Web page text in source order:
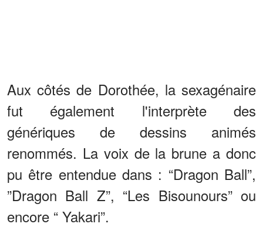
Aux côtés de Dorothée, la sexagénaire
fut également l'interprète des
génériques de dessins animés
renommés. La voix de la brune a donc
pu être entendue dans : “Dragon Ball”,
”Dragon Ball Z”, “Les Bisounours” ou
encore “ Yakari”.